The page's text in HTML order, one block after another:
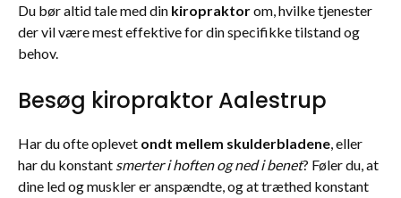
Du bør altid tale med din kiropraktorom, hvilke tjenester
der vil være mest effektive for din specifikke tilstand og
behov.
Besøg kiropraktor Aalestrup
Har du ofte oplevet ondt mellem skulderbladene, eller
har du konstant smerter i hoften og ned i benet? Føler du, at
dine led og muskler er anspændte, og at træthed konstant